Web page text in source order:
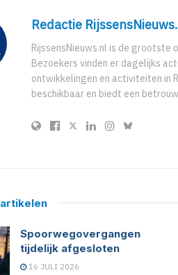
Redactie
RijssensNieuws.nl is de grootste
Bezoekers vinden er dagelijks
ontwikkelingen en activiteiten in
beschikbaar en biedt een
artikelen
Spoorwegovergangen
tijdelijk afgesloten
16 JULI 2026